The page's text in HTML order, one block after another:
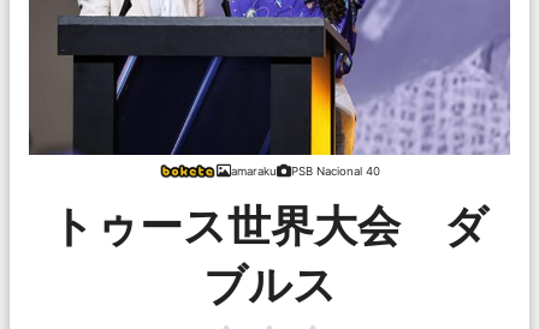
amaraku PSB Nacional 40
トゥース世界大会 ダ
ブルス